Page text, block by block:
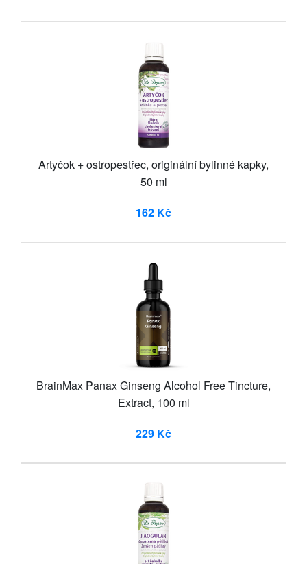
Artyčok + ostropestřec, originální bylinné kapky,
50 ml
162 Kč
BrainMax Panax Ginseng Alcohol Free Tincture,
Extract, 100 ml
229 Kč